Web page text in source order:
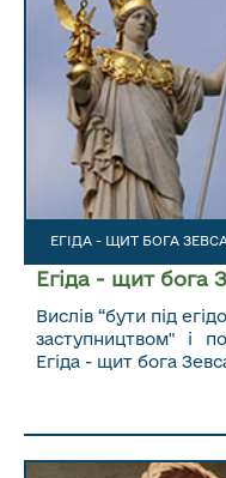
ЕГІДА - ЩИТ БОГА
Егіда - щит бога
Вислів “бути під
заступництвом" і
Егіда - щит бога